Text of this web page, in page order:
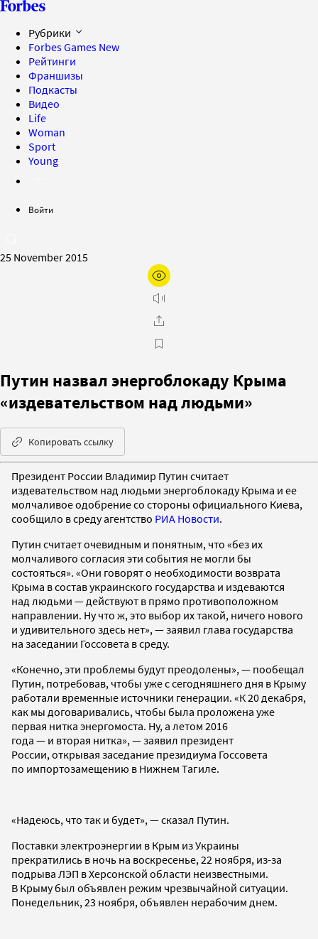
Рубрики
Forbes Games New
Рейтинги
Франшизы
Подкасты
Видео
Life
Woman
Sport
Young
Войти
25 November 2015
Путин назвал энергоблокаду Крыма
«издевательством над людьми»
Копировать ссылку
Президент России Владимир Путин считает
издевательством над людьми энергоблокаду Крыма и ее
молчаливое одобрение со стороны официального Киева,
сообщило в среду агентство РИА Новости.
Путин считает очевидным и понятным, что «без их
молчаливого согласия эти события не могли бы
состояться». «Они говорят о необходимости возврата
Крыма в состав украинского государства и издеваются
над людьми — действуют в прямо противоположном
направлении. Ну что ж, это выбор их такой, ничего нового
и удивительного здесь нет», — заявил глава государства
на заседании Госсовета в среду.
«Конечно, эти проблемы будут преодолены», — пообещал
Путин, потребовав, чтобы уже с сегодняшнего дня в Крыму
работали временные источники генерации. «К 20 декабря,
как мы договаривались, чтобы была проложена уже
первая нитка энергомоста. Ну, а летом 2016
года — и вторая нитка», — заявил президент
России, открывая заседание президиума Госсовета
по импортозамещению в Нижнем Тагиле.
«Надеюсь, что так и будет», — сказал Путин.
Поставки электроэнергии в Крым из Украины
прекратились в ночь на воскресенье, 22 ноября, из-за
подрыва ЛЭП в Херсонской области неизвестными.
В Крыму был объявлен режим чрезвычайной ситуации.
Понедельник, 23 ноября, объявлен нерабочим днем.